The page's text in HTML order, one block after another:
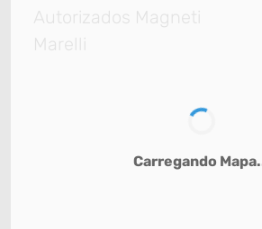
Autorizados Magneti
Marelli